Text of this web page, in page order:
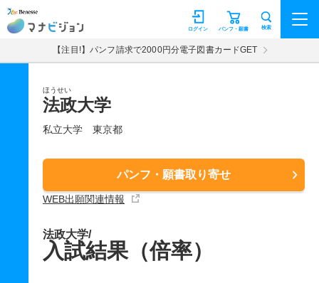
マナビジョン パンフ・願書
ログイン 検索
【注目!】パンフ請求で2000円分電子図書カードGET
ほうせい
法政大学
私立大学 東京都
パンフ・願書取り寄せ
WEB出願関連情報
法政大学/
入試結果（倍率）